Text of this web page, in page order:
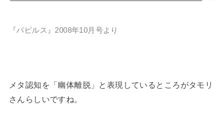
『パピルス』2008年10月号より
メタ認知を「幽体離脱」と表現しているところがタモリ
さんらしいですね。